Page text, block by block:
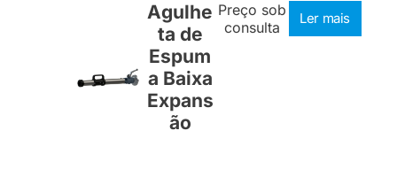
Agulhe
ta de
Espum
a Baixa
Expans
ão
Preço sob
consulta
Ler mais